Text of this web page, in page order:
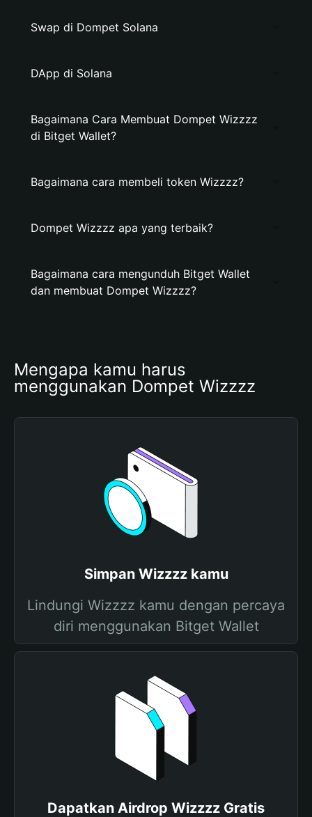
Swap di Dompet Solana
DApp di Solana
Bagaimana Cara Membuat Dompet Wizzzz
di Bitget Wallet?
Bagaimana cara membeli token Wizzzz?
Dompet Wizzzz apa yang terbaik?
Bagaimana cara mengunduh Bitget Wallet
dan membuat Dompet Wizzzz?
Mengapa kamu harus
menggunakan Dompet Wizzzz
Simpan Wizzzz kamu
Lindungi Wizzzz kamu dengan percaya
diri menggunakan Bitget Wallet
Dapatkan Airdrop Wizzzz Gratis